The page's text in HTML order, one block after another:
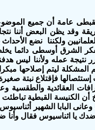
عامة أن جميع
وقد يظن البعض أننا
ولكننا نضع
الشرق أوسطى دائما
نتيجة عمله ولأننا ليس
ليتم إصلاحها
فإقتلاع نبتة
العقائدية والطقسية
أن الكنيسة القبطية
البابا الشهير
يا اثناسيوس فقال وأنا